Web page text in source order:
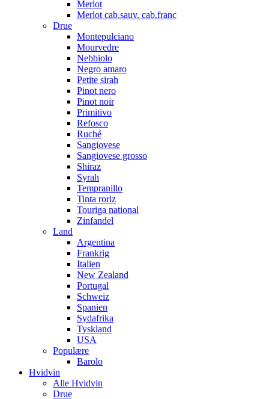
Merlot
Merlot cab.sauv. cab.franc
Drue
Montepulciano
Mourvedre
Nebbiolo
Negro amaro
Petite sirah
Pinot nero
Pinot noir
Primitivo
Refosco
Ruché
Sangiovese
Sangiovese grosso
Shiraz
Syrah
Tempranillo
Tinta roriz
Touriga national
Zinfandel
Land
Argentina
Frankrig
Italien
New Zealand
Portugal
Schweiz
Spanien
Sydafrika
Tyskland
USA
Populære
Barolo
Hvidvin
Alle Hvidvin
Drue